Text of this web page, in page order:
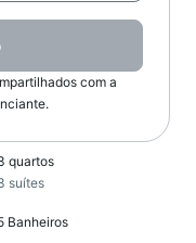
com a
quartos
suítes
Banheiros